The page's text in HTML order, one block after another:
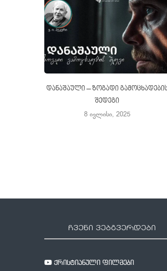
დანაშაული – ზოგადი
შედეგი
8 ივლისი, 2025
ჩვენი ვებგვერდები
ქრისტიანული ფილმები